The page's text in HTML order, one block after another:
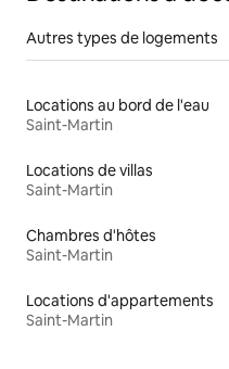
Autres types de logements
Locations au bord de l'eau
Saint-Martin
Locations de villas
Saint-Martin
Chambres d'hôtes
Saint-Martin
Locations d'appartements
Saint-Martin